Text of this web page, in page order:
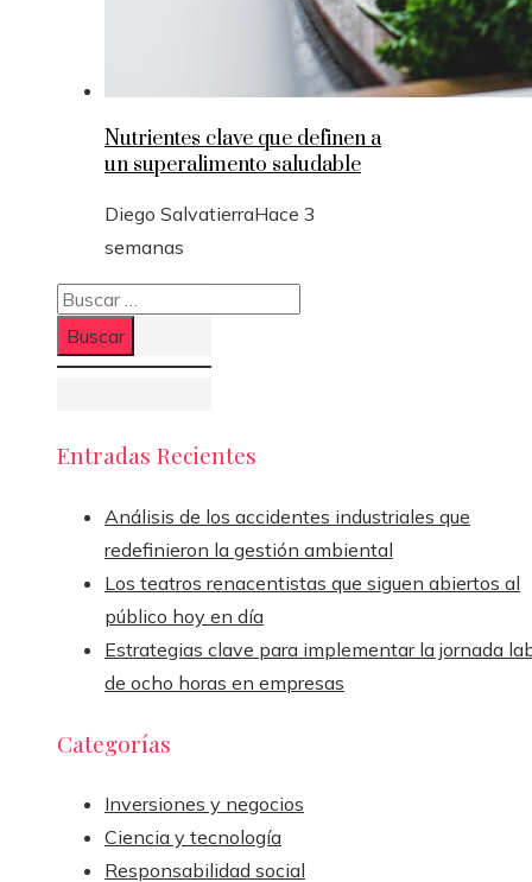
Nutrientes clave que definen a
un superalimento saludable
Diego SalvatierraHace 3
semanas
Buscar:
Entradas Recientes
Análisis de los accidentes industriales que
redefinieron la gestión ambiental
Los teatros renacentistas que siguen abiertos al
público hoy en día
Estrategias clave para implementar la jornada
de ocho horas en empresas
Categorías
Inversiones y negocios
Ciencia y tecnología
Responsabilidad social